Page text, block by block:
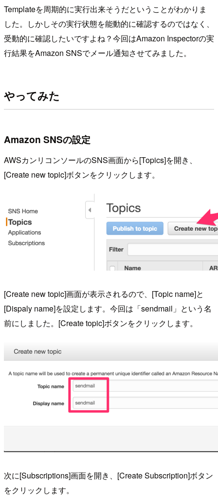
Templateを周期的に実行出来そうだということがわかりま
した。しかしその実行状態を能動的に確認するのではなく、
受動的に確認したいですよね？今回はAmazon Inspectorの実
行結果をAmazon SNSでメール通知させてみました。
やってみた
Amazon SNSの設定
AWSカンリコンソールのSNS画面から[Topics]を開き、
[Create new topic]ボタンをクリックします。
[Create new topic]画面が表示されるので、[Topic name]と
[Dispaly name]を設定します。今回は「sendmail」という名
前にしました。[Create topic]ボタンをクリックします。
次に[Subscriptions]画面を開き、[Create Subscription]ボタン
をクリックします。